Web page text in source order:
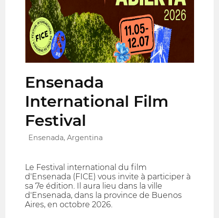
Ensenada
International Film
Festival
Ensenada, Argentina
Le Festival international du film
d'Ensenada (FICE) vous invite à participer à
sa 7e édition. Il aura lieu dans la ville
d'Ensenada, dans la province de Buenos
Aires, en octobre 2026.